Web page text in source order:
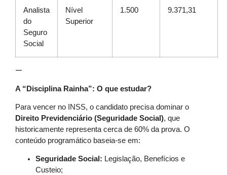
Analista
do
Seguro
Social
Nível
Superior
1.500 9.371,31
—
A “Disciplina Rainha”: O que estudar?
Para vencer no INSS, o candidato precisa dominar o
Direito Previdenciário (Seguridade Social), que
historicamente representa cerca de 60% da prova. O
conteúdo programático baseia-se em:
Seguridade Social: Legislação, Benefícios e
Custeio;